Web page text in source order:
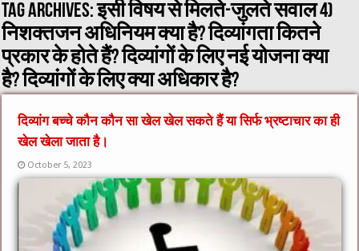
Tag Archives:इसी विषय से मिलते-जुलते सवाल 4)
निशक्तजन अधिनियम क्या है? दिव्यांगता कितने
प्रकार के होते हैं? दिव्यांगों के लिए नई योजना क्या
है? दिव्यांगों के लिए क्या अधिकार है?
दिव्यांग बच्चे कौन कौन सा खेल खेल सकते हैं या सिर्फ भ्रष्टाचार का ही
खेल खेला जाता है।
October 5, 2023